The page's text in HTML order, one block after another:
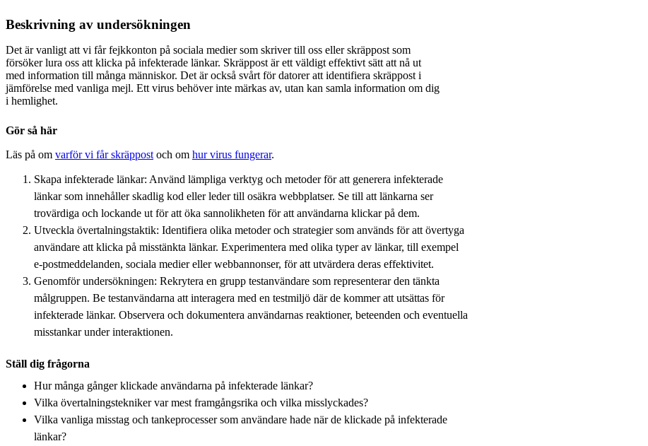
Beskrivning av undersökningen
Det är vanligt att vi får fejkkonton på sociala medier som skriver till oss eller skräppost som
försöker lura oss att klicka på infekterade länkar. Skräppost är ett väldigt effektivt sätt att nå ut
med information till många människor. Det är också svårt för datorer att identifiera skräppost i
jämförelse med vanliga mejl. Ett virus behöver inte märkas av, utan kan samla information om dig
i hemlighet.
Gör så här
Läs på om varför vi får skräppost och om hur virus fungerar.
Skapa infekterade länkar: Använd lämpliga verktyg och metoder för att generera infekterade
länkar som innehåller skadlig kod eller leder till osäkra webbplatser. Se till att länkarna ser
trovärdiga och lockande ut för att öka sannolikheten för att användarna klickar på dem.
Utveckla övertalningstaktik: Identifiera olika metoder och strategier som används för att övertyga
användare att klicka på misstänkta länkar. Experimentera med olika typer av länkar, till exempel
e-postmeddelanden, sociala medier eller webbannonser, för att utvärdera deras effektivitet.
Genomför undersökningen: Rekrytera en grupp testanvändare som representerar den tänkta
målgruppen. Be testanvändarna att interagera med en testmiljö där de kommer att utsättas för
infekterade länkar. Observera och dokumentera användarnas reaktioner, beteenden och eventuella
misstankar under interaktionen.
Ställ dig frågorna
Hur många gånger klickade användarna på infekterade länkar?
Vilka övertalningstekniker var mest framgångsrika och vilka misslyckades?
Vilka vanliga misstag och tankeprocesser som användare hade när de klickade på infekterade
länkar?